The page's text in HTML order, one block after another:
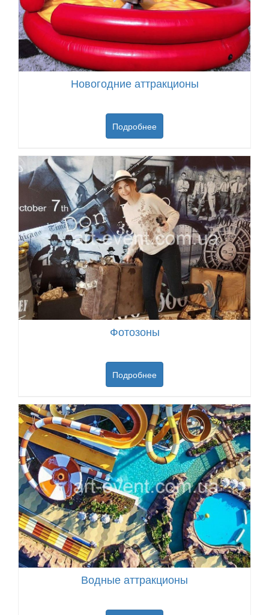
Новогодние аттракционы
Подробнее
Фотозоны
Подробнее
Водные аттракционы